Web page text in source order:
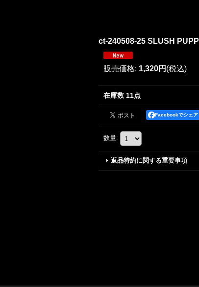
ct-240508-25 SLUSH
販売価格: 1,320円 (税込)
在庫数 11点
Facebookでシェア
数量:
返品特約に関する重要事項